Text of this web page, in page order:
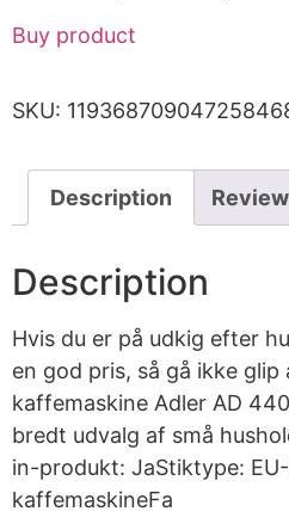
Buy product
SKU:
Description
Description
Hvis du er på udkig efter
en god pris, så gå ikke glip
kaffemaskine Adler AD
bredt udvalg af små
in-produkt: JaStiktype:
kaffemaskineFa